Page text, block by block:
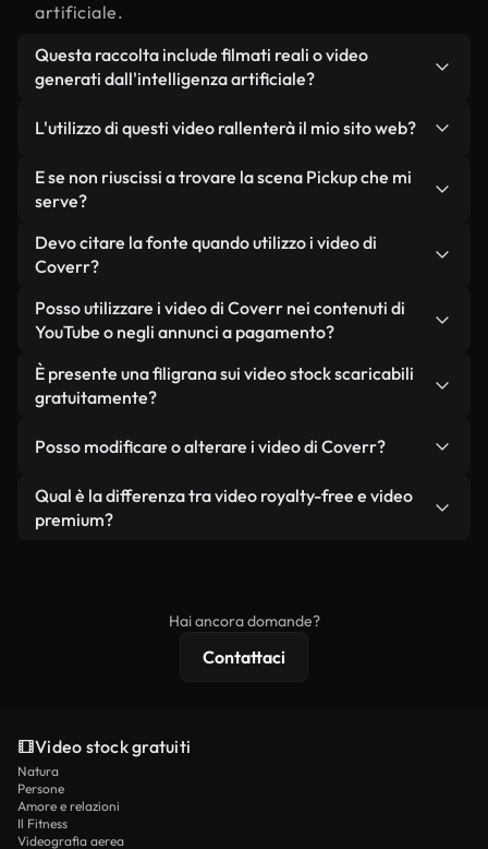
artificiale.
Questa raccolta include filmati reali o video
generati dall'intelligenza artificiale?
da filmati reali, girati da persone, relativi a Pickup,
e da video generati dall'intelligenza artificiale.
Ogni video è chiaramente etichettato, così saprai
L'utilizzo di questi video rallenterà il mio sito web?
Non se scegli le nostre versioni ottimizzate.
Offriamo formati leggeri e pronti per il web,
mantengono alta la qualità, riducono al minimo i
tempi di caricamento e migliorano parametri
come LCP.
E se non riuscissi a trovare la scena Pickup che mi
serve?
Puoi crearne uno all'istante utilizzando Coverr AI
Studio. Ti basta descrivere la scena, ad esempio
secondi un video personalizzato in conformità con
i nostri standard di licenza.
Devo citare la fonte quando utilizzo i video di
Coverr?
Non è richiesto alcun riconoscimento dell'autore.
Tutti i video presenti nella nostra libreria sono
senza citare il creatore, sebbene sia sempre
gradito.
Posso utilizzare i video di Coverr nei contenuti di
YouTube o negli annunci a pagamento?
Sì. Tutti i filmati di Coverr possono essere utilizzati
in video monetizzati su YouTube, promozioni sui
condizione che non si rivendano o ridistribuiscano
È presente una filigrana sui video stock scaricabili
gratuitamente?
reali o generati dall'intelligenza artificiale, include
filigrane. Avrai a disposizione filmati puliti e pronti
all'uso.
Posso modificare o alterare i video di Coverr?
Sì. Siete liberi di tagliare, ritagliare o remixare i
nostri video. Assicuratevi solo che il prodotto
Qual è la differenza tra video royalty-free e video
premium?
Hai ancora domande?
Contattaci
Video stock gratuiti
Natura
Persone
Amore e relazioni
Il Fitness
Videografia aerea